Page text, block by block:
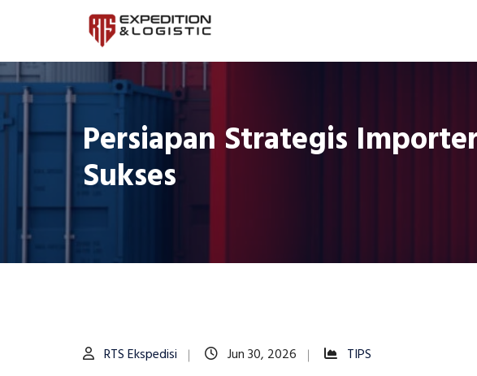
Persiapan Strategis
Sukses
RTS Ekspedisi Jun 30, 2026
TIPS